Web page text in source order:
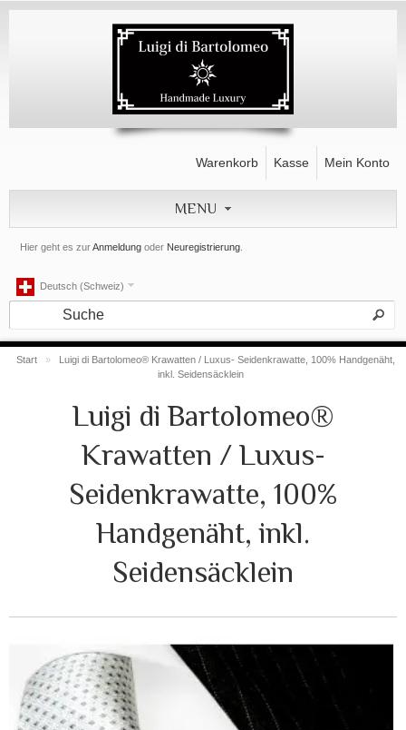
Hier geht es zurAnmeldung oder Neuregistrierung
Warenkorb Kasse Mein Konto
MENU
Deutsch (Schweiz)
Start »
Luigi di Bartolomeo® Krawatten / Luxus- Seidenkrawatte, 100% Handgenäht,
inkl. Seidensäcklein
Luigi di Bartolomeo®
Krawatten / Luxus-
Seidenkrawatte, 100%
Handgenäht, inkl.
Seidensäcklein